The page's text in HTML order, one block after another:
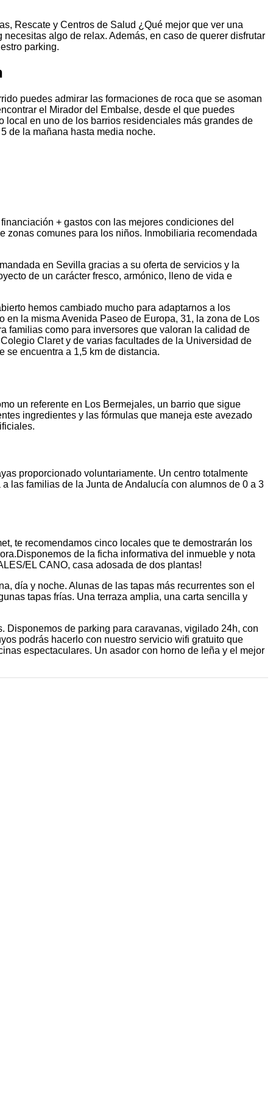
Rescate y Centros de Salud ¿Qué mejor que ver una
algo de relax. Además, en caso de querer disfrutar
parking.
puedes admirar las formaciones de roca que se asoman
el Mirador del Embalse, desde el que puedes
local en uno de los barrios residenciales más grandes de
de la mañana hasta media noche.
+ gastos con las mejores condiciones del
comunes para los niños. Inmobiliaria recomendada
en Sevilla gracias a su oferta de servicios y la
de un carácter fresco, armónico, lleno de vida e
hemos cambiado mucho para adaptarnos a los
la misma Avenida Paseo de Europa, 31, la zona de Los
familias como para inversores que valoran la calidad de
Claret y de varias facultades de la Universidad de
se encuentra a 1,5 km de distancia.
un referente en Los Bermejales, un barrio que sigue
ingredientes y las fórmulas que maneja este avezado
proporcionado voluntariamente. Un centro totalmente
las familias de la Junta de Andalucía con alumnos de 0 a 3
te recomendamos cinco locales que te demostrarán los
de la ficha informativa del inmueble y nota
EL CANO, casa adosada de dos plantas!
día y noche. Alunas de las tapas más recurrentes son el
tapas frías. Una terraza amplia, una carta sencilla y
Disponemos de parking para caravanas, vigilado 24h, con
podrás hacerlo con nuestro servicio wifi gratuito que
espectaculares. Un asador con horno de leña y el mejor